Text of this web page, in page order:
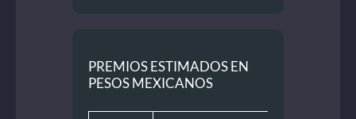
PREMIOS ESTIMADOS EN
PESOS MEXICANOS